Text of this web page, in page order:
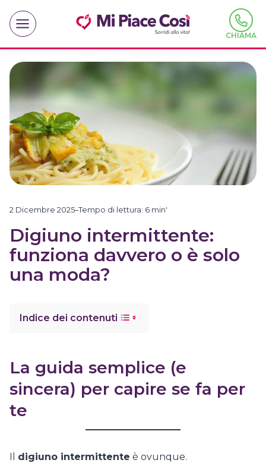
contenuto
CHIAMA
2 Dicembre 2025–Tempo di lettura: 6 min'
Digiuno intermittente:
funziona davvero o è solo
una moda?
Indice dei contenuti
La guida semplice (e
sincera) per capire se fa per
te
Il digiuno intermittente è ovunque.